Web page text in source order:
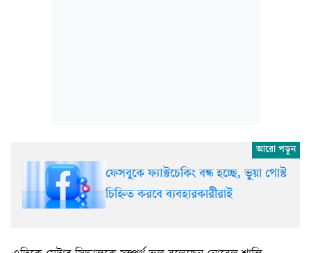
ফেসবুকে ফ্যাক্টচেকিং বন্ধ হচ্ছে, ভুয়া পোস্ট
চিহ্নিত করবে ব্যবহারকারীরাই